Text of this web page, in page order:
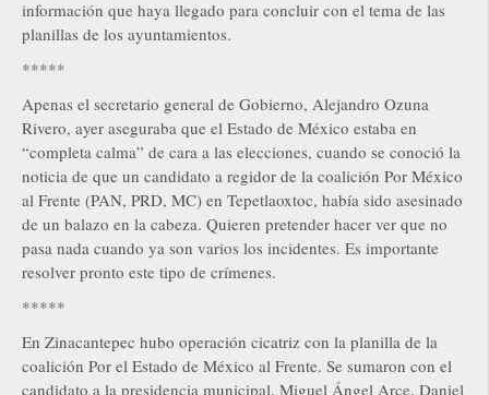
información que haya llegado para concluir con el tema de las
planillas de los ayuntamientos.
*****
Apenas el secretario general de Gobierno, Alejandro Ozuna
Rivero, ayer aseguraba que el Estado de México estaba en
“completa calma” de cara a las elecciones, cuando se conoció la
noticia de que un candidato a regidor de la coalición Por México
al Frente (PAN, PRD, MC) en Tepetlaoxtoc, había sido asesinado
de un balazo en la cabeza. Quieren pretender hacer ver que no
pasa nada cuando ya son varios los incidentes. Es importante
resolver pronto este tipo de crímenes.
*****
En Zinacantepec hubo operación cicatriz con la planilla de la
coalición Por el Estado de México al Frente. Se sumaron con el
candidato a la presidencia municipal, Miguel Ángel Arce, Daniel